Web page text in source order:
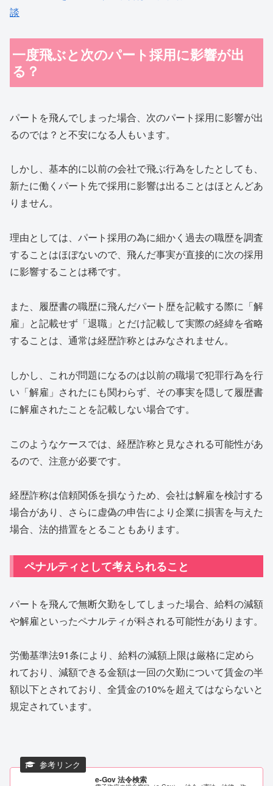
談
一度飛ぶと次のパート採用に影響が出
る？
パートを飛んでしまった場合、次のパート採用に影響が出
るのでは？と不安になる人もいます。
しかし、基本的に以前の会社で飛ぶ行為をしたとしても、
新たに働くパート先で採用に影響は出ることはほとんどあ
りません。
理由としては、パート採用の為に細かく過去の職歴を調査
することはほぼないので、飛んだ事実が直接的に次の採用
に影響することは稀です。
また、履歴書の職歴に飛んだパート歴を記載する際に「解
雇」と記載せず「退職」とだけ記載して実際の経緯を省略
することは、通常は経歴詐称とはみなされません。
しかし、これが問題になるのは以前の職場で犯罪行為を行
い「解雇」されたにも関わらず、その事実を隠して履歴書
に解雇されたことを記載しない場合です。
このようなケースでは、経歴詐称と見なされる可能性があ
るので、注意が必要です。
経歴詐称は信頼関係を損なうため、会社は解雇を検討する
場合があり、さらに虚偽の申告により企業に損害を与えた
場合、法的措置をとることもあります。
ペナルティとして考えられること
パートを飛んで無断欠勤をしてしまった場合、給料の減額
や解雇といったペナルティが科される可能性があります。
労働基準法91条により、給料の減額上限は厳格に定めら
れており、減額できる金額は一回の欠勤について賃金の半
額以下とされており、全賃金の10%を超えてはならないと
規定されています。
e-Gov 法令検索